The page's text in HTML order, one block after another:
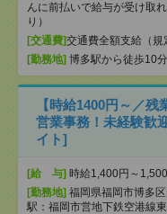
んに前払いで給与が受け取
り）
[交通費]交通費全額支給（規
[勤務地] 博多駅から徒歩10分
【時給1400円～／
営業事務！未経験歓
イト]
[給 与] 時給1,400円～
[勤務地] 福岡県福岡市博多
駅：福岡市営地下鉄空港線